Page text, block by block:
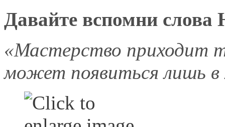
Давайте вспомни
«Мастерство приходит
может появиться лишь в